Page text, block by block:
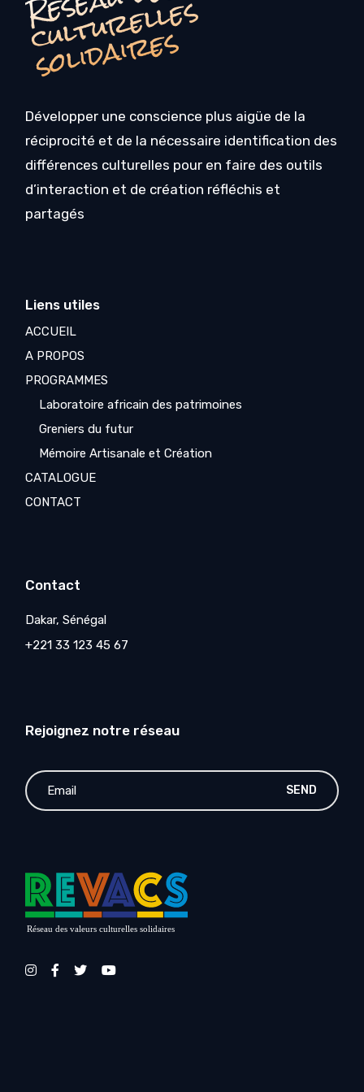
R
s
s
Développer une conscience plus aigüe de la
réciprocité et de la nécessaire identification des
différences culturelles pour en faire des outils
d’interaction et de création réfléchis et
partagés
Liens utiles
ACCUEIL
A PROPOS
PROGRAMMES
Laboratoire africain des patrimoines
Greniers du futur
Mémoire Artisanale et Création
CATALOGUE
CONTACT
Contact
Dakar, Sénégal
+221 33 123 45 67
Rejoignez notre réseau
SEND
Réseau des valeurs culturelles solidaires